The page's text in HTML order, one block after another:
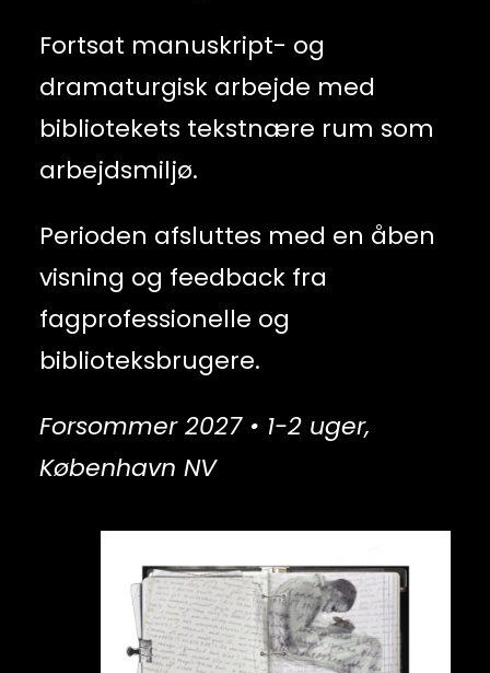
Fortsat manuskript- og
dramaturgisk arbejde med
bibliotekets tekstnære rum som
arbejdsmiljø.
Perioden afsluttes med en åben
visning og feedback fra
fagprofessionelle og
biblioteksbrugere.
Forsommer 2027 • 1-2 uger,
København NV